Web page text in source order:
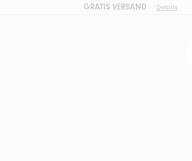
GRATIS VERSAND Details